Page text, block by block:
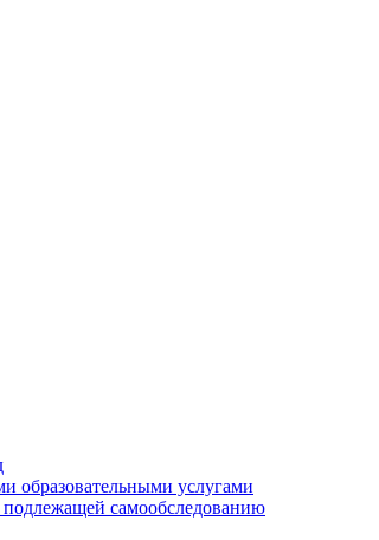
образовательными услугами
подлежащей самообследованию